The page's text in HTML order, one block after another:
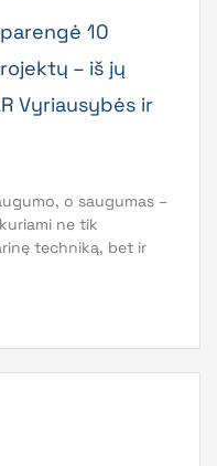
10
– iš jų
Vyriausybės ir
o saugumas –
ne tik
techniką, bet ir